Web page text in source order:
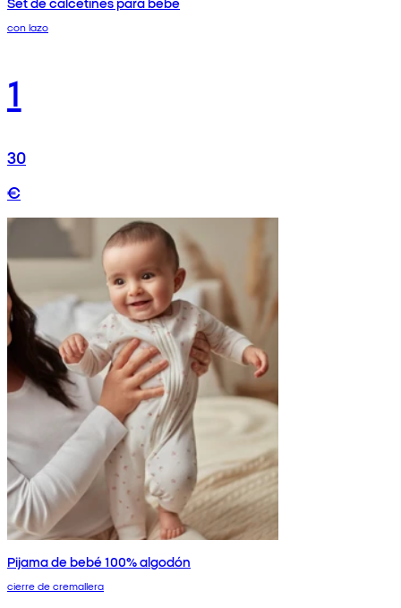
con lazo
1
30
€
Pijama de bebé 100% algodón
cierre de cremallera